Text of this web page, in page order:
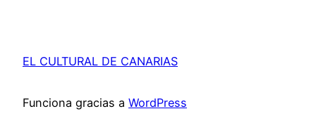
EL CULTURAL DE CANARIAS
Funciona gracias a WordPress